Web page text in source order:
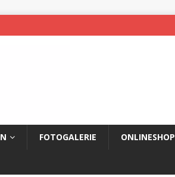
FOTOGALERIE ONLINESHOP